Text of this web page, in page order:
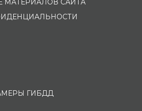
МАТЕРИАЛОВ САЙТА
ГИБДД